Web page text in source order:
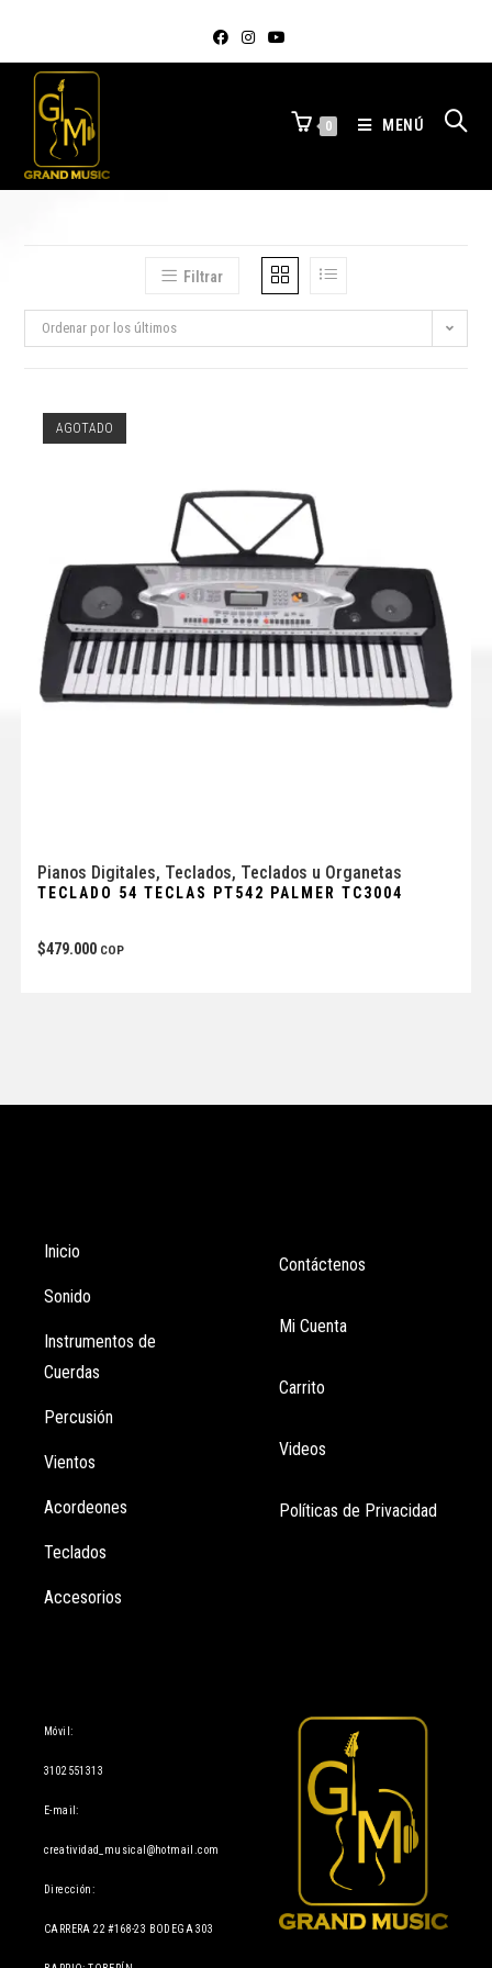
0 MENÚ
Filtrar
Ordenar por los últimos
AGOTADO
Pianos Digitales, Teclados, Teclados u Organetas
TECLADO 54 TECLAS PT542 PALMER TC3004
$479.000 COP
Inicio
Sonido
Instrumentos de
Cuerdas
Percusión
Vientos
Acordeones
Teclados
Accesorios
Contáctenos
Mi Cuenta
Carrito
Videos
Políticas de Privacidad
Móvil:
3102551313
E-mail:
creatividad_musical@hotmail.com
Dirección:
CARRERA 22 #168-23 BODEGA 303